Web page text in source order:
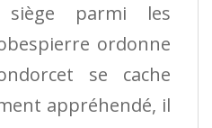
parmi les
ordonne
se cache
appréhendé, il